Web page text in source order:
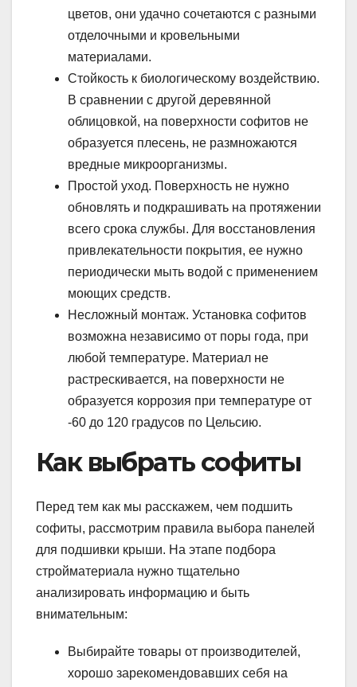
цветов, они удачно сочетаются с разными
отделочными и кровельными
материалами.
Стойкость к биологическому воздействию.
В сравнении с другой деревянной
облицовкой, на поверхности софитов не
образуется плесень, не размножаются
вредные микроорганизмы.
Простой уход. Поверхность не нужно
обновлять и подкрашивать на протяжении
всего срока службы. Для восстановления
привлекательности покрытия, ее нужно
периодически мыть водой с применением
моющих средств.
Несложный монтаж. Установка софитов
возможна независимо от поры года, при
любой температуре. Материал не
растрескивается, на поверхности не
образуется коррозия при температуре от
-60 до 120 градусов по Цельсию.
Как выбрать софиты
Перед тем как мы расскажем, чем подшить
софиты, рассмотрим правила выбора панелей
для подшивки крыши. На этапе подбора
стройматериала нужно тщательно
анализировать информацию и быть
внимательным:
Выбирайте товары от производителей,
хорошо зарекомендовавших себя на